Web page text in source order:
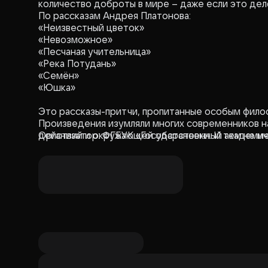
количество доброты в мире – даже если это
По рассказам Андрея Платонова:
«Неизвестный цветок»
«Невозможное»
«Песчаная учительница»
«Река Потудань»
«Семён»
«Юшка»
Это рассказы-притчи, пропитанные особым
Произведения изумляли многих современников
действий и окружающей обстановки. И тем не
Организатор: ФГБУК «Государственный